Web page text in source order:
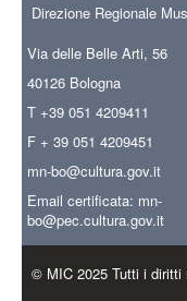
Direzione Regionale
Via delle Belle Arti, 56
40126 Bologna
T +39 051 4209411
F + 39 051 4209451
mn-bo@cultura.gov.it
Email certificata: mn-
bo@pec.cultura.gov.it
© MIC 2025 Tutti i diritti